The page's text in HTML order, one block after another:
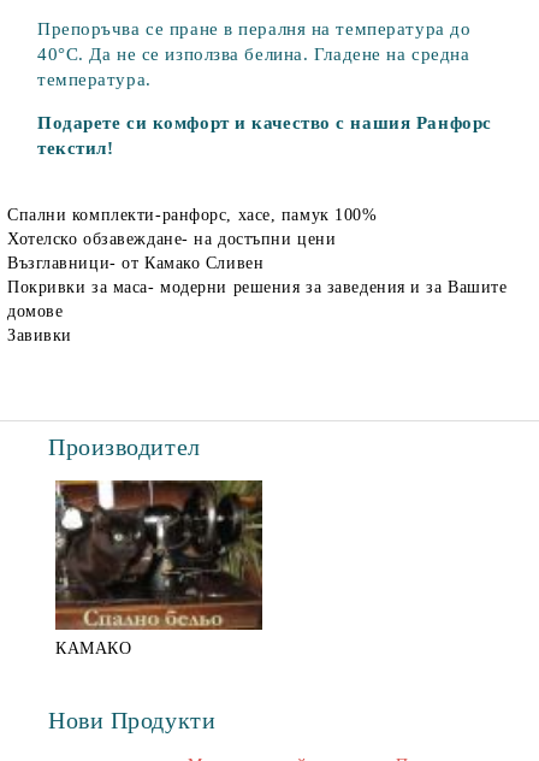
Препоръчва се пране в пералня на температура до
40°C. Да не се използва белина. Гладене на средна
температура.
Подарете си комфорт и качество с нашия Ранфорс
текстил!
Спални комплекти-ранфорс, хасе, памук 100%
Хотелско обзавеждане- на достъпни цени
Възглавници- от Камако Сливен
Покривки за маса- модерни решения за заведения и за Вашите
домове
Завивки
Производител
КАМАКО
Нови Продукти